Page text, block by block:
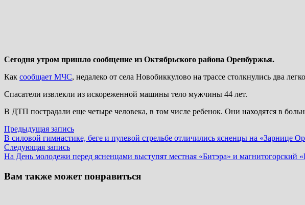
Сегодня утром пришло сообщение из Октябрьского района Оренбуржья.
Как сообщает МЧС, недалеко от села Новобиккулово на трассе столкнулись два
Спасатели извлекли из искореженной машины тело мужчины 44 лет.
В ДТП пострадали еще четыре человека, в том числе ребенок. Они находятся в
Навигация
по
записям
Предыдущая записьПредыдущая
запись:
В силовой гимнастике, беге и пулевой стрельбе отличились ясненцы на «Зарнице
Следующая записьСледующая
запись:
На День молодежи перед ясненцами выступят местная «Битэра» и магнитогорский
Вам также может понравиться